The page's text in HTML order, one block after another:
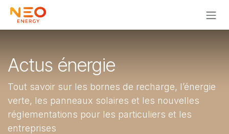
Se rendre au contenu
Actus énergie
Tout savoir sur les bornes de recharge, l’énergie
verte, les panneaux solaires et les nouvelles
réglementations pour les particuliers et les
entreprises